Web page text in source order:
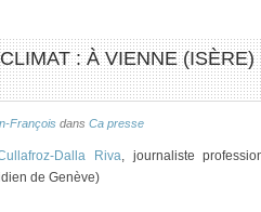
: À VIENNE
François dans Ca presse
Dalla Riva, journaliste
de Genève)